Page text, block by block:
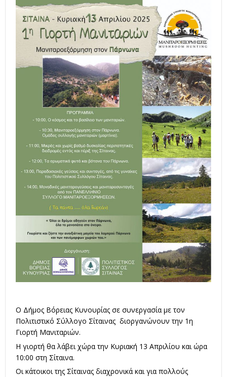
Ο Δήμος Βόρειας Κυνουρίας σε συνεργασία με τον
Πολιτιστικό Σύλλογο Σίταινας διοργανώνουν την 1η
Γιορτή Μανιταριών.
Η γιορτή θα λάβει χώρα την Κυριακή 13 Απριλίου και ώρα
10:00 στη Σίταινα.
Οι κάτοικοι της Σίταινας διαχρονικά και για πολλούς